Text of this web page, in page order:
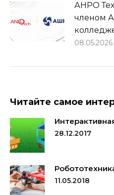
АНРО
членом
08.05.2026
Читайте самое
28.12.2017
11.05.2018